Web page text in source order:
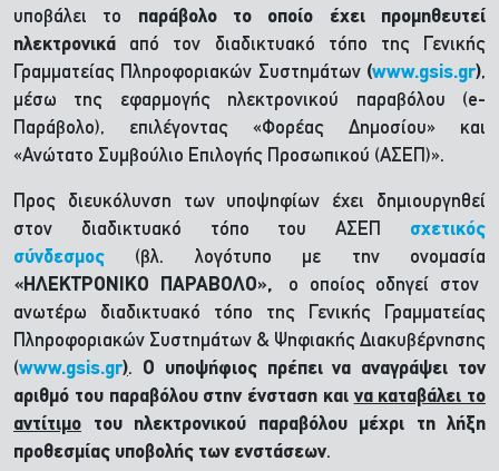
υποβάλει το παράβολο το οποίο έχει προμηθευτεί
ηλεκτρονικά από τον διαδικτυακό τόπο της Γενικής
Γραμματείας Πληροφοριακών Συστημάτων (www.gsis.gr),
μέσω της εφαρμογής ηλεκτρονικού παραβόλου (e-
Παράβολο), επιλέγοντας «Φορέας Δημοσίου» και
«Ανώτατο Συμβούλιο Επιλογής Προσωπικού (ΑΣΕΠ)».
Προς διευκόλυνση των υποψηφίων έχει δημιουργηθεί
στον διαδικτυακό τόπο του ΑΣΕΠ σχετικός
σύνδεσμος (βλ. λογότυπο με την ονομασία
«ΗΛΕΚΤΡΟΝΙΚΟ ΠΑΡΑΒΟΛΟ», ο οποίος οδηγεί στον
ανωτέρω διαδικτυακό τόπο της Γενικής Γραμματείας
Πληροφοριακών Συστημάτων & Ψηφιακής Διακυβέρνησης
(www.gsis.gr). Ο υποψήφιος πρέπει να αναγράψει τον
αριθμό του παραβόλου στην ένσταση και να καταβάλει το
αντίτιμο του ηλεκτρονικού παραβόλου μέχρι τη λήξη
προθεσμίας υποβολής των ενστάσεων.